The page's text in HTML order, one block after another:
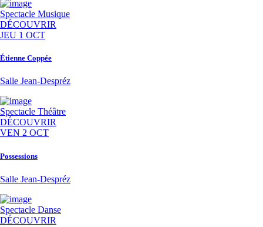
Spectacle Musique
DÉCOUVRIR
JEU 1 OCT
Étienne Coppée
Salle Jean-Despréz
Spectacle Théâtre
DÉCOUVRIR
VEN 2 OCT
Possessions
Salle Jean-Despréz
Spectacle Danse
DÉCOUVRIR